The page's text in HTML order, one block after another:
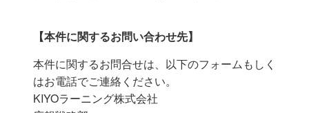
【本件に関するお問い合わせ先】
本件に関するお問合せは、以下のフォームもしく
はお電話でご連絡ください。
KIYOラーニング株式会社